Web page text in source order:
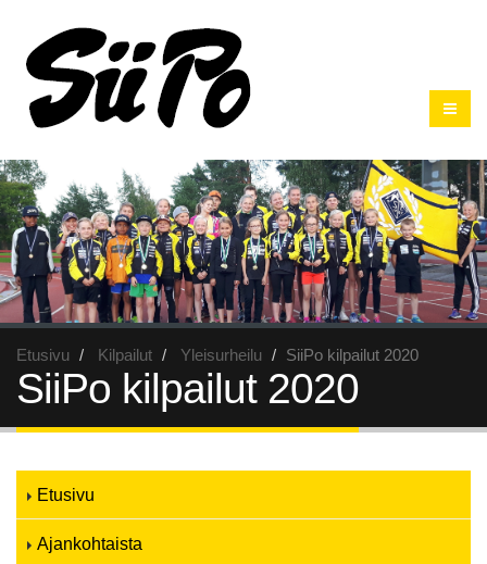
Etusivu Kilpailut Yleisurheilu SiiPo kilpailut 2020
SiiPo kilpailut 2020
Etusivu
Ajankohtaista